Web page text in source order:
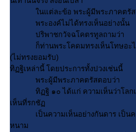
นแต่ละข้อ พระผู้มีพระภาคตรัส
พระองค์ไม่ได้ทรงเห็นอย่างนั้น
ปริพาชกวัจฉโคตรทูลถามว่า
ก็ท่านพระโคดมทรงเห็นโทษอะไร
(ไม่ทรงยอมรับ)
ทิฏฐิเหล่านี้ โดยประการทั้งปวงเช่นนี้
พระผู้มีพระภาคตรัสตอบว่า
ทิฏฐิ ๑๐ ได้แก่ ความเห็นว่าโลกเที่
เห็นที่รกชั
เป็นความเห็นอย่างกันดาร เป็นคว
หนาม